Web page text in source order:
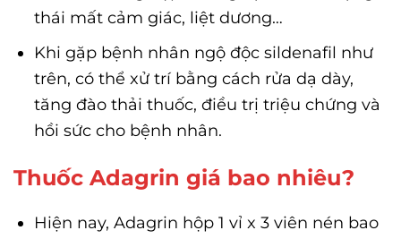
thái mất cảm giác, liệt dương…
Khi gặp bệnh nhân ngộ độc sildenafil như
trên, có thể xử trí bằng cách rửa dạ dày,
tăng đào thải thuốc, điều trị triệu chứng và
hồi sức cho bệnh nhân.
Thuốc Adagrin giá bao nhiêu?
Hiện nay, Adagrin hộp 1 vỉ x 3 viên nén bao